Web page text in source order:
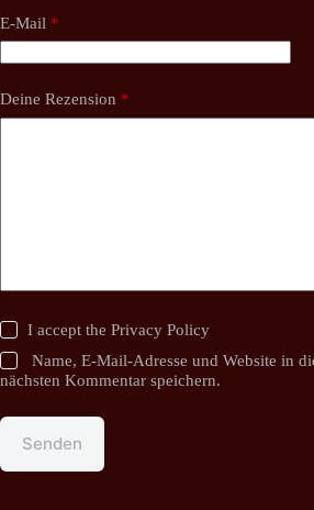
E-Mail *
Deine Rezension *
I accept thePrivacy Policy
Name, E-Mail-Adresse und Website in
nächsten Kommentar speichern.
Senden